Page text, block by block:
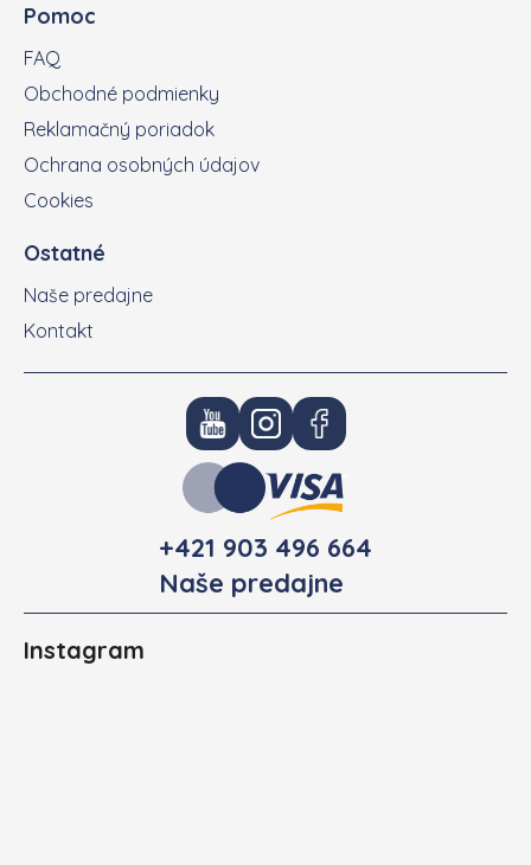
Pomoc
FAQ
Obchodné podmienky
Reklamačný poriadok
Ochrana osobných údajov
Cookies
Ostatné
Naše predajne
Kontakt
+421 903 496 664
Naše predajne
Instagram